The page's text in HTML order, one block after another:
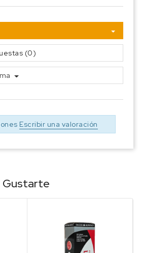
(0)
Escribir una valoración
Gustarte